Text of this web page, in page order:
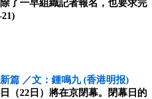
了一早組織記者報名，也要求完
21)
篇 ／文：鍾鳴九 (香港明报)
（22日）將在京閉幕。閉幕日的